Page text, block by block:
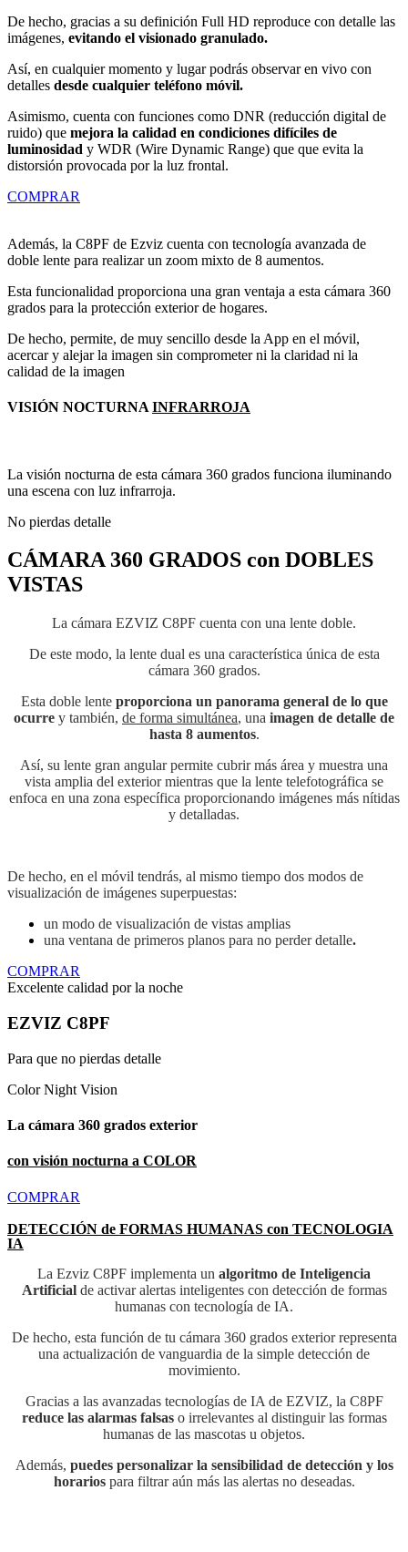
De hecho, gracias a su definición Full HD reproduce con detalle las
imágenes, evitando el visionado granulado.
Así, en cualquier momento y lugar podrás observar en vivo con
detalles desde cualquier teléfono móvil.
Asimismo, cuenta con funciones como DNR (reducción digital de
ruido) que mejora la calidad en condiciones difíciles de
luminosidad y WDR (Wire Dynamic Range) que que evita la
distorsión provocada por la luz frontal.
COMPRAR
Además, la C8PF de Ezviz cuenta con tecnología avanzada de
doble lente para realizar un zoom mixto de 8 aumentos.
Esta funcionalidad proporciona una gran ventaja a esta cámara 360
grados para la protección exterior de hogares.
De hecho, permite, de muy sencillo desde la App en el móvil,
acercar y alejar la imagen sin comprometer ni la claridad ni la
calidad de la imagen
VISIÓN NOCTURNA INFRARROJA
La visión nocturna de esta cámara 360 grados funciona iluminando
una escena con luz infrarroja.
No pierdas detalle
CÁMARA 360 GRADOS con DOBLES
VISTAS
La cámara EZVIZ C8PF cuenta con una lente doble.
De este modo, la lente dual es una característica única de esta
cámara 360 grados.
Esta doble lente proporciona un panorama general de lo que
ocurre y también, de forma simultánea, una imagen de detalle de
hasta 8 aumentos.
Así, su lente gran angular permite cubrir más área y muestra una
vista amplia del exterior mientras que la lente telefotográfica se
enfoca en una zona específica proporcionando imágenes más nítidas
y detalladas.
De hecho, en el móvil tendrás, al mismo tiempo dos modos de
visualización de imágenes superpuestas:
un modo de visualización de vistas amplias
una ventana de primeros planos para no perder detalle.
COMPRAR
Excelente calidad por la noche
EZVIZ C8PF
Para que no pierdas detalle
Color Night Vision
La cámara 360 grados exterior
con visión nocturna a COLOR
COMPRAR
DETECCIÓN de FORMAS HUMANAS con TECNOLOGIA
IA
La Ezviz C8PF implementa un algoritmo de Inteligencia
Artificialde activar alertas inteligentes con detección de formas
humanas con tecnología de IA.
De hecho, esta función de tu cámara 360 grados exterior representa
una actualización de vanguardia de la simple detección de
movimiento.
Gracias a las avanzadas tecnologías de IA de EZVIZ, la C8PF
reduce las alarmas falsas o irrelevantes al distinguir las formas
humanas de las mascotas u objetos.
Además, puedes personalizar la sensibilidad de detección y los
horariospara filtrar aún más las alertas no deseadas.